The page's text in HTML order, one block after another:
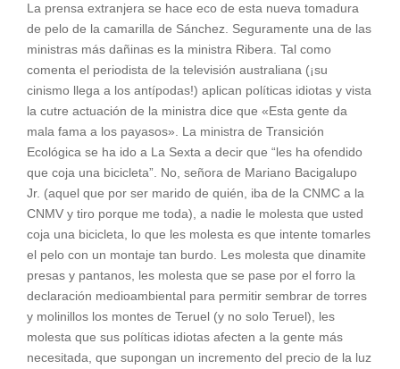
La prensa extranjera se hace eco de esta nueva tomadura
de pelo de la camarilla de Sánchez. Seguramente una de las
ministras más dañinas es la ministra Ribera. Tal como
comenta el periodista de la televisión australiana (¡su
cinismo llega a los antípodas!) aplican políticas idiotas y vista
la cutre actuación de la ministra dice que «Esta gente da
mala fama a los payasos». La ministra de Transición
Ecológica se ha ido a La Sexta a decir que “les ha ofendido
que coja una bicicleta”. No, señora de Mariano Bacigalupo
Jr. (aquel que por ser marido de quién, iba de la CNMC a la
CNMV y tiro porque me toda), a nadie le molesta que usted
coja una bicicleta, lo que les molesta es que intente tomarles
el pelo con un montaje tan burdo. Les molesta que dinamite
presas y pantanos, les molesta que se pase por el forro la
declaración medioambiental para permitir sembrar de torres
y molinillos los montes de Teruel (y no solo Teruel), les
molesta que sus políticas idiotas afecten a la gente más
necesitada, que supongan un incremento del precio de la luz